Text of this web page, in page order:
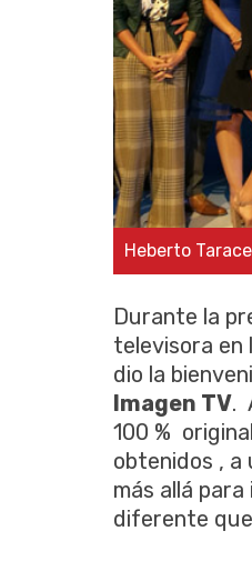
Director de
Durante la
televisora en
dio la
Imagen TV.
100 %
obtenidos , a
más allá
diferente